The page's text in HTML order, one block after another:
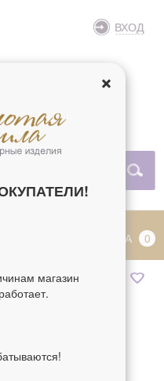
ВХОД
КОРЗИНА 0
магазин